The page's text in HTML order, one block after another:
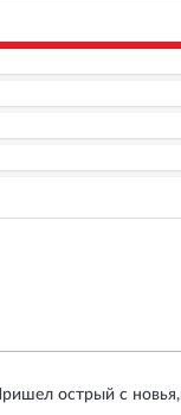
острый с